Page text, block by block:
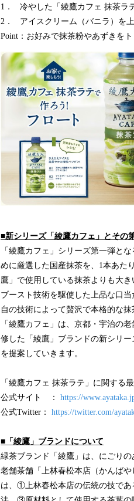
1． 冷やした「綾鷹カフェ 抹茶ラ
2． アイスクリーム（バニラ）を
Point：お好みで抹茶粉やあずきを
■新シリーズ「綾鷹カフェ」とその
「綾鷹カフェ」シリーズ第一弾と
めに厳選した国産抹茶を、1本あた
鷹」で使用している抹茶よりも大
ブースト技術を駆使した上品な口
自の技術によって贅沢で本格的な
「綾鷹カフェ」は、京都・宇治の
修した「綾鷹」ブランドの新シリ
を提案していきます。
「綾鷹カフェ 抹茶ラテ」に関する
公式サイト ： https://
公式Twitter： https://twitter.com/
■「綾鷹」ブランドについて
緑茶ブランド「綾鷹」は、にごり
老舗茶舗「上林春松本店（かんば
は、①上林春松本店の伝統の技で